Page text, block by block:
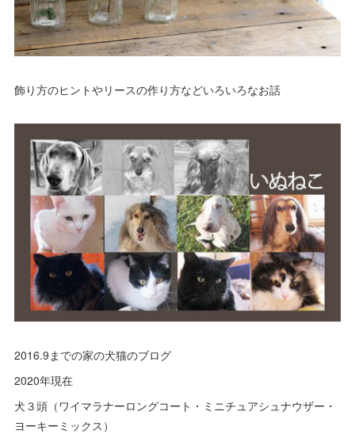
(14)
(19)
(12)
(17)
(16)
(16)
(6)
(8)
(10)
(2)
飾り方のヒントやリースの作り方などいろいろなお話
2016.9までの家の犬猫のブログ
2020年現在
犬３頭（ワイマラナーロングコート・ミニチュアシュナウザー・
ヨーキーミックス）